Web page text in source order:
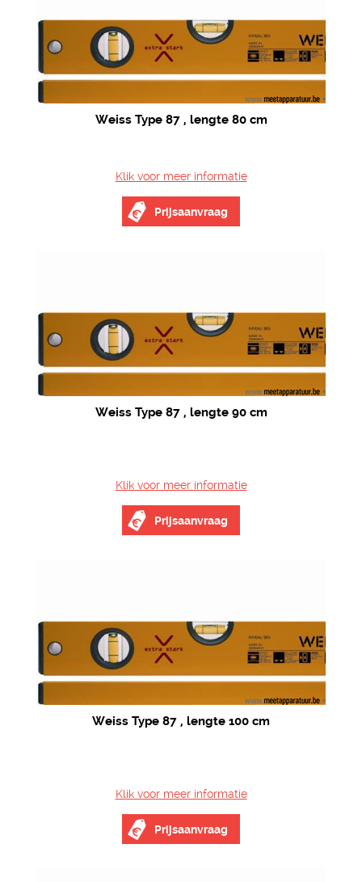
Weiss Type 87 , lengte 80 cm
Klik voor meer informatie
Prijsaanvraag
Weiss Type 87 , lengte 90 cm
Klik voor meer informatie
Prijsaanvraag
Weiss Type 87 , lengte 100 cm
Klik voor meer informatie
Prijsaanvraag